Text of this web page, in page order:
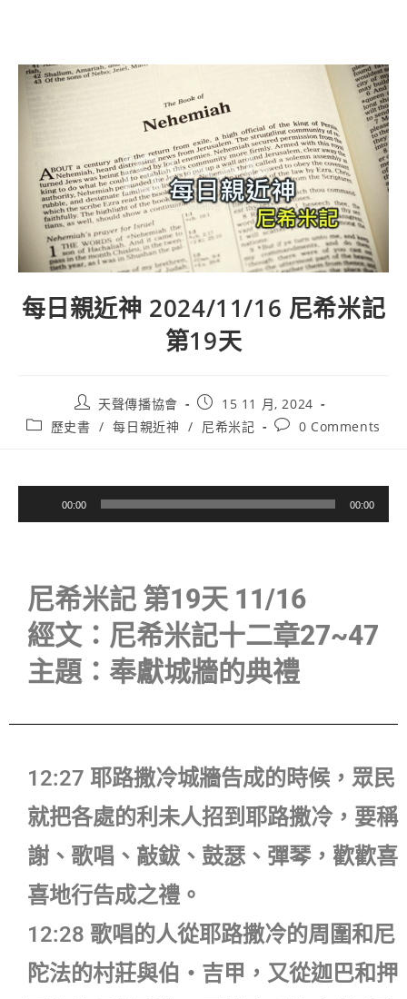
每日親近神 2024/11/16 尼希米記
第19天
天聲傳播協會
15 11 月, 2024
歷史書 / 每日親近神 / 尼希米記 0 Comments
訊
00:00 00:00
尼希米記 第19天 11/16
經文：尼希米記十二章27~47
主題：奉獻城牆的典禮
12:27 耶路撒冷城牆告成的時候，眾民
就把各處的利未人招到耶路撒冷，要稱
謝、歌唱、敲鈸、鼓瑟、彈琴，歡歡喜
喜地行告成之禮。
12:28 歌唱的人從耶路撒冷的周圍和尼
陀法的村莊與伯‧吉甲，又從迦巴和押